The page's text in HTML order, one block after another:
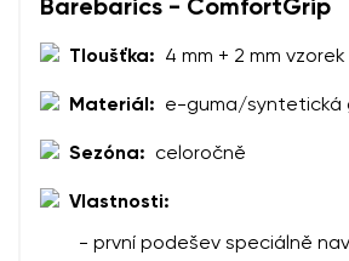
Barebarics - ComfortGrip
Tloušťka: 4 mm + 2 mm vzorek
Materiál: e-guma/syntetická
Sezóna: celoročně
Vlastnosti:
- první podešev speciálně